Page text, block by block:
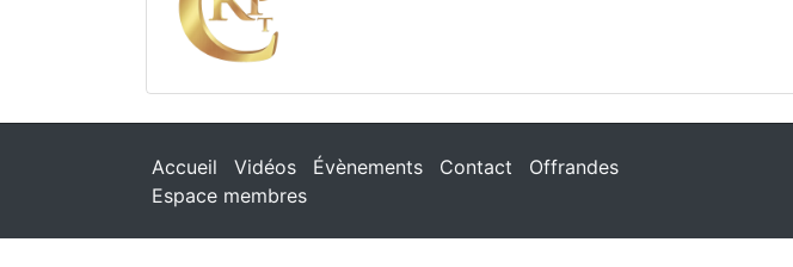
Accueil Vidéos Évènements Contact
Offrandes
Espace membres